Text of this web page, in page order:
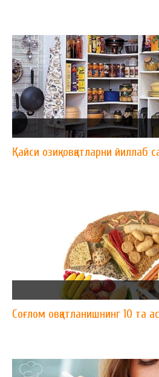
Қайси озиқ-овқатларни йиллаб
Соғлом овқатланишнинг 10 та